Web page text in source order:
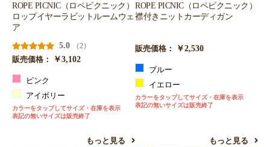
ROPE PICNIC（ロペピクニック）
ロップイヤーラビットルームウェ
ア
5.0
（2）
販売価格：
￥3,102
ピンク
アイボリー
カラーをタップしてサイズ・在庫を表示
表記の無いサイズは販売終了
もっと見る
ROPE PICNIC（ロペピクニック）
襟付きニットカーディガン
販売価格： ￥2,530
ブルー
イエロー
カラーをタップしてサイズ・在庫を表示
表記の無いサイズは販売終了
もっと見る